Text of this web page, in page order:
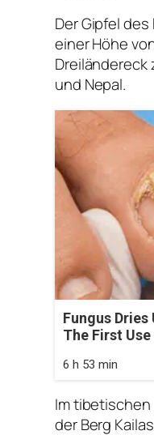
Der Gipfel
einer Höhe
Dreiländereck
und Nepal.
Fungus
The First Use
6 h 53 min
Im
der Berg